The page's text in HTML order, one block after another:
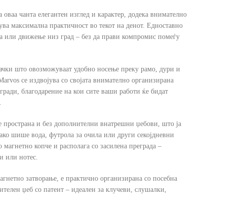
чанта елегантен изглед и карактер, додека внимателно
максимална практичност во текот на денот. Едноставно
или движење низ град – без да прави компромис помеѓу
што овозможуваат удобно носење преку рамо, дури и
се издвојува со својата внимателно организирана
благодарение на кои сите ваши работи ќе бидат
пространа и без дополнителни внатрешни џебови, што ја
шише вода, футрола за очила или други секојдневни
магнетно копче и располага со засилена преграда –
или нотес.
затворање, е практично организирана со посебна
џеб со патент – идеален за клучеви, слушалки,